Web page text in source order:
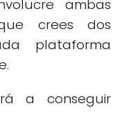
ambas
crees dos
plataforma
a conseguir